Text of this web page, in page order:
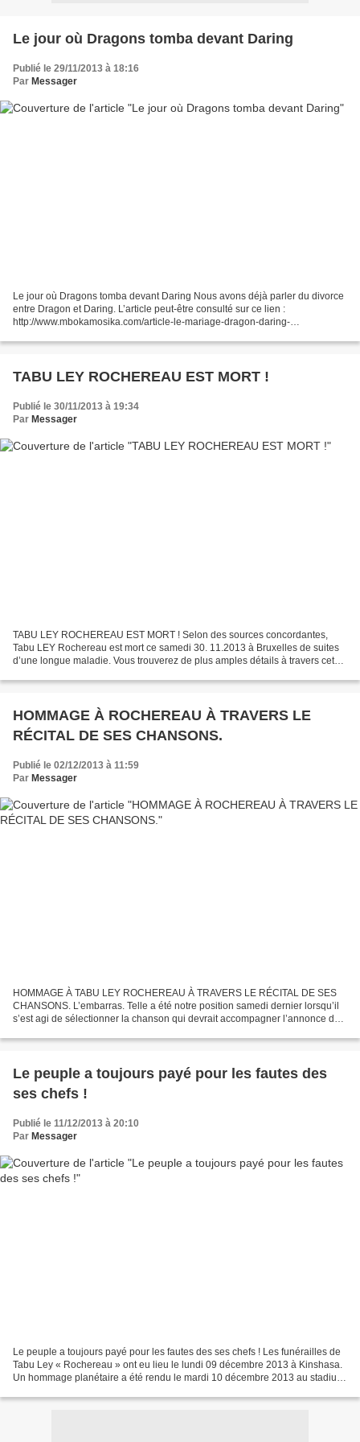
Le jour où Dragons tomba devant Daring
Publié le 29/11/2013 à 18:16
Par Messager
Le jour où Dragons tomba devant Daring Nous avons déjà parler du divorce
entre Dragon et Daring. L’article peut-être consulté sur ce lien :
http://www.mbokamosika.com/article-le-mariage-dragon-daring-
TABU LEY ROCHEREAU EST MORT !
Publié le 30/11/2013 à 19:34
Par Messager
TABU LEY ROCHEREAU EST MORT ! Selon des sources concordantes,
Tabu LEY Rochereau est mort ce samedi 30. 11.2013 à Bruxelles de suites
d’une longue maladie. Vous trouverez de plus amples détails à travers cet
tabuley-dit-rochereau-nest-plus/...
HOMMAGE À ROCHEREAU À TRAVERS LE
RÉCITAL DE SES CHANSONS.
Publié le 02/12/2013 à 11:59
Par Messager
HOMMAGE À TABU LEY ROCHEREAU À TRAVERS LE RÉCITAL DE SES
CHANSONS. L’embarras. Telle a été notre position samedi dernier lorsqu’il
s’est agi de sélectionner la chanson qui devrait accompagner l’annonce du
Le peuple a toujours payé pour les fautes des
ses chefs !
Publié le 11/12/2013 à 20:10
Par Messager
Le peuple a toujours payé pour les fautes des ses chefs ! Les funérailles de
Tabu Ley « Rochereau » ont eu lieu le lundi 09 décembre 2013 à Kinshasa.
Un hommage planétaire a été rendu le mardi 10 décembre 2013 au stadium